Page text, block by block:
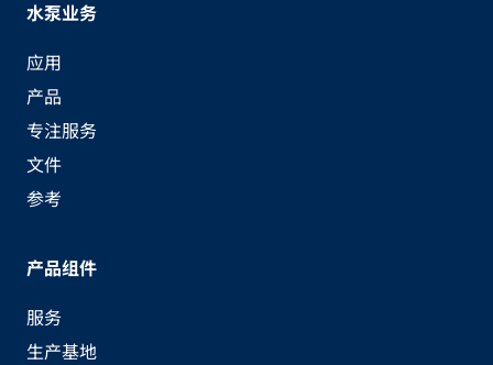
水泵业务
应用
产品
专注服务
文件
参考
产品组件
服务
生产基地